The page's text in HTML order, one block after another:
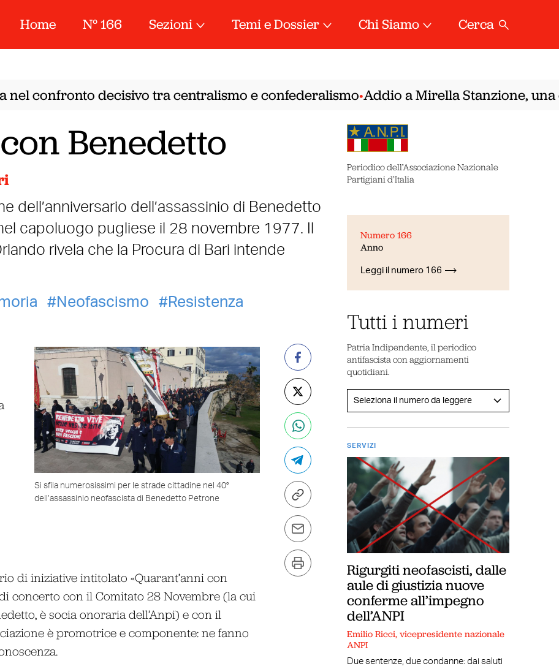
Home N° 166 Sezioni Temi e Dossier Chi Siamo Cerca
confronto decisivo tra centralismo e confederalismo•Addio a Mirella Stanzione, una
Benedetto
dell’anniversario dell’assassinio di Benedetto
capoluogo pugliese il 28 novembre 1977. Il
rivela che la Procura di Bari intende
Neofascismo Resistenza
Si sfila numerosissimi per le strade cittadine nel 40°
dell’assassinio neofascista di Benedetto Petrone
di iniziative intitolato «Quarant’anni con
concerto con il Comitato 28 Novembre (la cui
è socia onoraria dell’Anpi) e con il
è promotrice e componente: ne fanno
Periodico dell’Associazione Nazionale
Partigiani d’Italia
Numero 166
Anno
Leggi il numero 166
Tutti i numeri
Patria Indipendente, il periodico
antifascista con aggiornamenti
quotidiani.
SERVIZI
Rigurgiti neofascisti, dalle
aule di giustizia nuove
conferme all’impegno
dell’ANPI
Emilio Ricci, vicepresidente nazionale
ANPI
Due sentenze, due condanne: dai saluti